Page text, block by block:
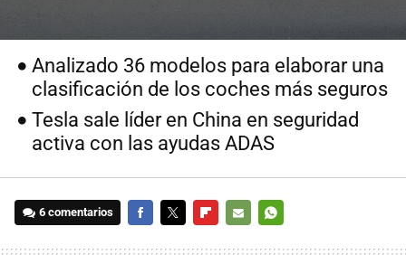
Analizado 36 modelos para elaborar una
clasificación de los coches más seguros
Tesla sale líder en China en seguridad
activa con las ayudas ADAS
6 comentarios